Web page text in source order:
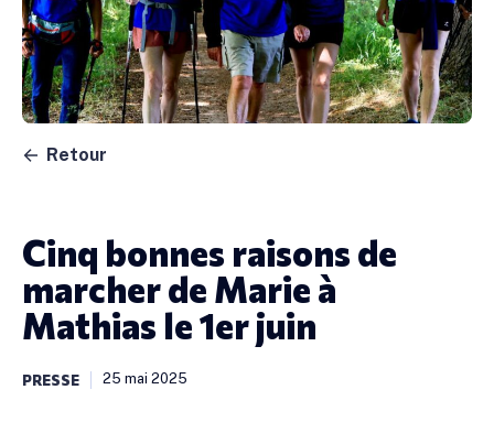
Retour
Cinq bonnes raisons de
marcher de Marie à
Mathias le 1er juin
PRESSE 25 mai 2025